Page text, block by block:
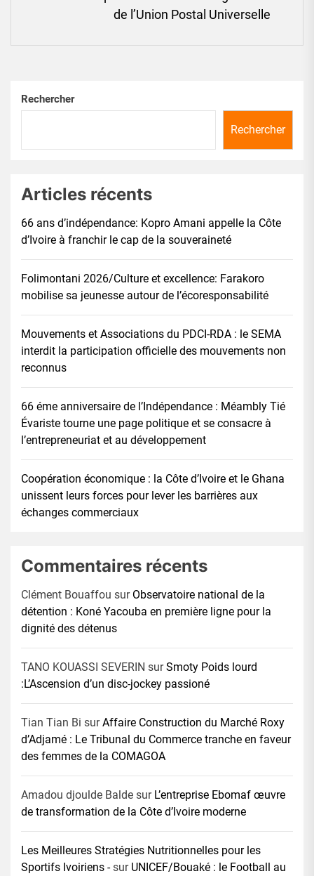
de l’Union Postal Universelle
Rechercher
Rechercher
Articles récents
66 ans d’indépendance: Kopro Amani appelle la Côte
d’Ivoire à franchir le cap de la souveraineté
Folimontani 2026/Culture et excellence: Farakoro
mobilise sa jeunesse autour de l’écoresponsabilité
Mouvements et Associations du PDCI-RDA : le SEMA
interdit la participation officielle des mouvements non
reconnus
66 éme anniversaire de l’Indépendance : Méambly Tié
Évariste tourne une page politique et se consacre à
l’entrepreneuriat et au développement
Coopération économique : la Côte d’Ivoire et le Ghana
unissent leurs forces pour lever les barrières aux
échanges commerciaux
Commentaires récents
Clément Bouaffou sur Observatoire national de la
détention : Koné Yacouba en première ligne pour la
dignité des détenus
TANO KOUASSI SEVERIN surSmoty Poids lourd
:L’Ascension d’un disc-jockey passioné
Tian Tian Bi surAffaire Construction du Marché Roxy
d’Adjamé : Le Tribunal du Commerce tranche en faveur
des femmes de la COMAGOA
Amadou djoulde Balde sur L’entreprise Ebomaf œuvre
de transformation de la Côte d’Ivoire moderne
Les Meilleures Stratégies Nutritionnelles pour les
Sportifs Ivoiriens -sur UNICEF/Bouaké : le Football au